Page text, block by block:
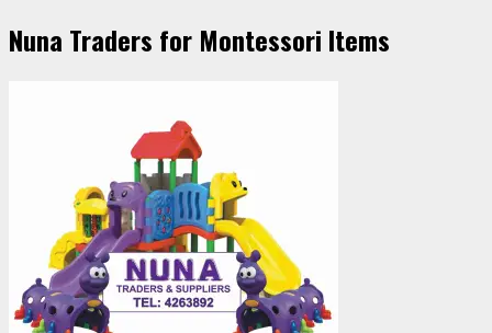
Nuna Traders for Montessori Items